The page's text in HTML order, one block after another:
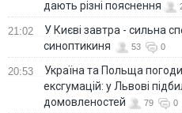
дають різні пояснення
21:02
У Києві завтра - сильна
синоптикиня
53 0
20:53
Україна та Польща
ексгумацій: у Львові
домовленостей
79 0